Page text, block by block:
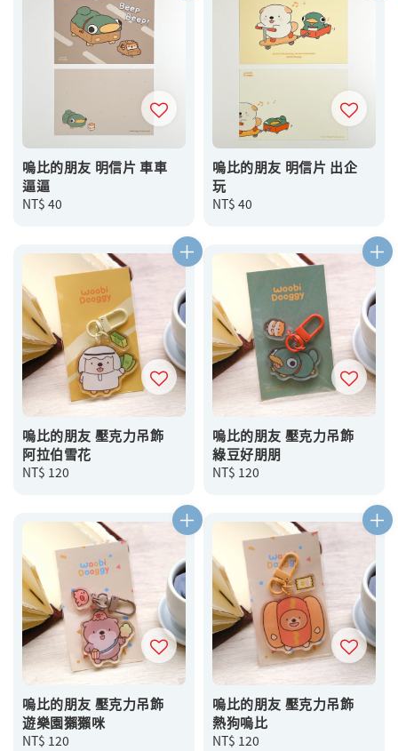
嗚比的朋友 明信片 車車
逼逼
Regular
NT$ 40
嗚比的朋友 明信片 出企
玩
Regular
NT$ 40
嗚比的朋友 壓克力吊飾
阿拉伯雪花
Regular
NT$ 120
嗚比的朋友 壓克力吊飾
綠豆好朋朋
Regular
NT$ 120
嗚比的朋友 壓克力吊飾
遊樂園獺獺咪
Regular
NT$ 120
嗚比的朋友 壓克力吊飾
熱狗嗚比
Regular
NT$ 120